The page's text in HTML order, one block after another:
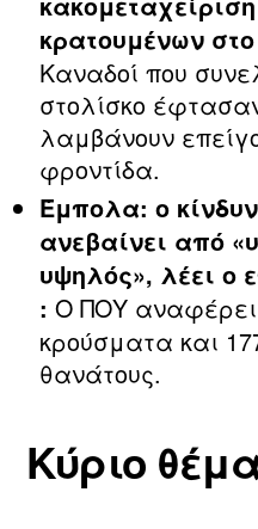
κρατουμένων
Καναδοί που
στολίσκο
λαμβάνουν
φροντίδα.
Έμπολα: ο
ανεβαίνει από
υψηλός», λέει ο
: Ο ΠΟΥ αναφέρει
κρούσματα και
θανάτους.
Κύριο